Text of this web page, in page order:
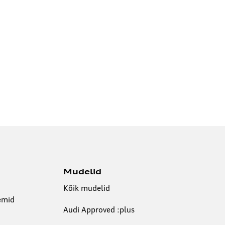
Mudelid
Kõik mudelid
Audi Approved :plus